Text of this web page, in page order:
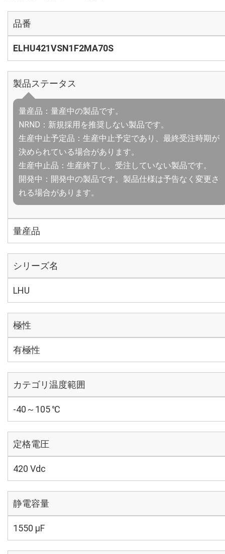
品番
ELHU421VSN1F2MA70S
製品ステータス
量産品：量産中の製品です。
NRND：新規採用を推奨しない製品です。
生産中止予定品：生産中止予定であり、最終受注時期が
決められている場合があります。
生産中止品：生産終了し、受注していない製品です。
開発中：開発中の製品です。製品仕様は予告なく変更さ
れる場合があります。
量産品
シリーズ名
LHU
極性
有極性
カテゴリ温度範囲
-40～105 ℃
定格電圧
420 Vdc
静電容量
1550 µF